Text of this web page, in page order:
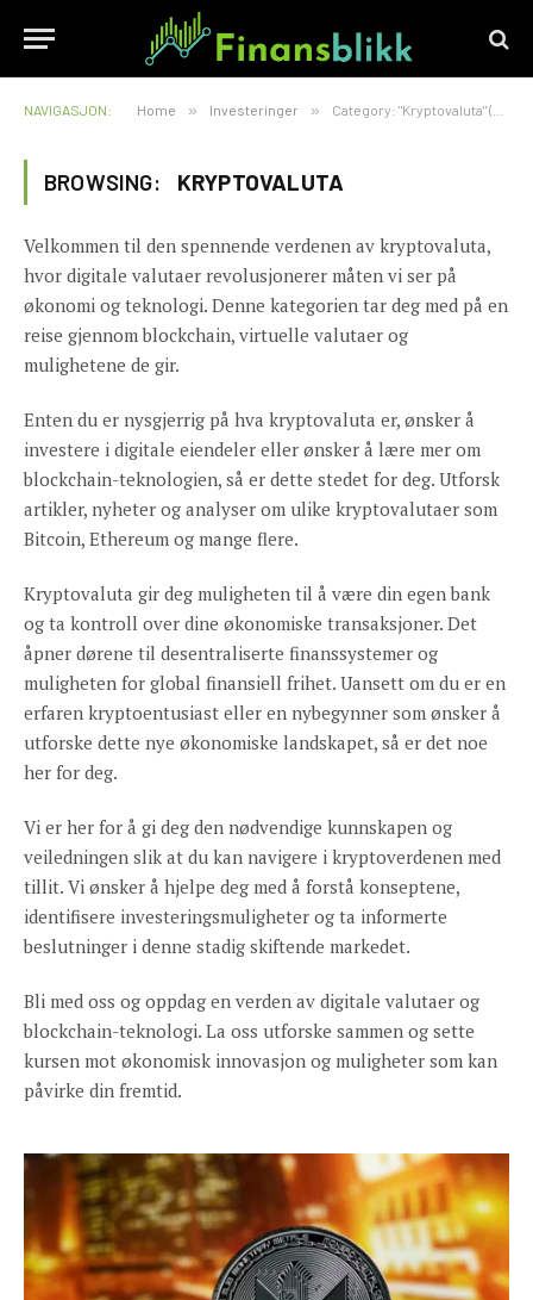
NAVIGASJON: Home » Investeringer » Category: "Kryptovaluta" (Page 3)
BROWSING: KRYPTOVALUTA
Velkommen til den spennende verdenen av kryptovaluta,
hvor digitale valutaer revolusjonerer måten vi ser på
økonomi og teknologi. Denne kategorien tar deg med på en
reise gjennom blockchain, virtuelle valutaer og
mulighetene de gir.
Enten du er nysgjerrig på hva kryptovaluta er, ønsker å
investere i digitale eiendeler eller ønsker å lære mer om
blockchain-teknologien, så er dette stedet for deg. Utforsk
artikler, nyheter og analyser om ulike kryptovalutaer som
Bitcoin, Ethereum og mange flere.
Kryptovaluta gir deg muligheten til å være din egen bank
og ta kontroll over dine økonomiske transaksjoner. Det
åpner dørene til desentraliserte finanssystemer og
muligheten for global finansiell frihet. Uansett om du er en
erfaren kryptoentusiast eller en nybegynner som ønsker å
utforske dette nye økonomiske landskapet, så er det noe
her for deg.
Vi er her for å gi deg den nødvendige kunnskapen og
veiledningen slik at du kan navigere i kryptoverdenen med
tillit. Vi ønsker å hjelpe deg med å forstå konseptene,
identifisere investeringsmuligheter og ta informerte
beslutninger i denne stadig skiftende markedet.
Bli med oss og oppdag en verden av digitale valutaer og
blockchain-teknologi. La oss utforske sammen og sette
kursen mot økonomisk innovasjon og muligheter som kan
påvirke din fremtid.